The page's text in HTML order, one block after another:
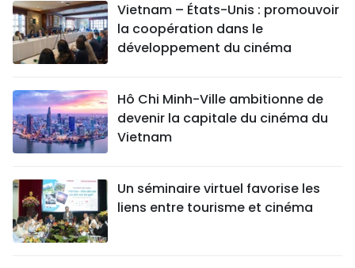
Vietnam – États-Unis : promouvoir
la coopération dans le
développement du cinéma
Hô Chi Minh-Ville ambitionne de
devenir la capitale du cinéma du
Vietnam
Un séminaire virtuel favorise les
liens entre tourisme et cinéma